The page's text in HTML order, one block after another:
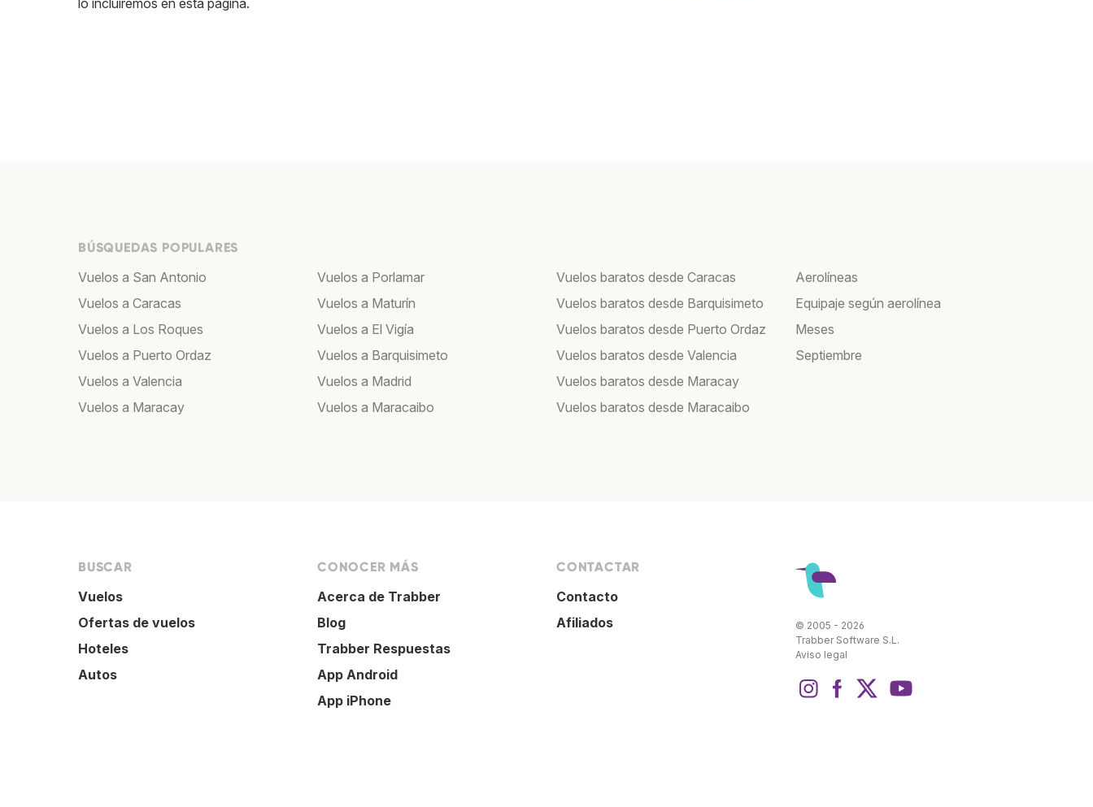
lo incluiremos en esta página.
BÚSQUEDAS POPULARES
Vuelos a San Antonio
Vuelos a Caracas
Vuelos a Los Roques
Vuelos a Puerto Ordaz
Vuelos a Valencia
Vuelos a Maracay
Vuelos a Porlamar
Vuelos a Maturín
Vuelos a El Vigía
Vuelos a Barquisimeto
Vuelos a Madrid
Vuelos a Maracaibo
Vuelos baratos desde Caracas
Vuelos baratos desde Barquisimeto
Vuelos baratos desde Puerto Ordaz
Vuelos baratos desde Valencia
Vuelos baratos desde Maracay
Vuelos baratos desde Maracaibo
Aerolíneas
Equipaje según aerolínea
Meses
Septiembre
BUSCAR
Vuelos
Ofertas de vuelos
Hoteles
Autos
CONOCER MÁS
Acerca de Trabber
Blog
Trabber Respuestas
App Android
App iPhone
CONTACTAR
Contacto
Afiliados
© 2005 - 2026
Trabber Software S.L.
Aviso legal